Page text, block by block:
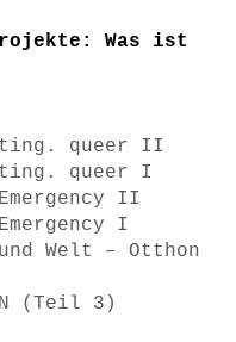
Was ist
queer II
queer I
II
I
Welt – Otthon
(Teil 3)